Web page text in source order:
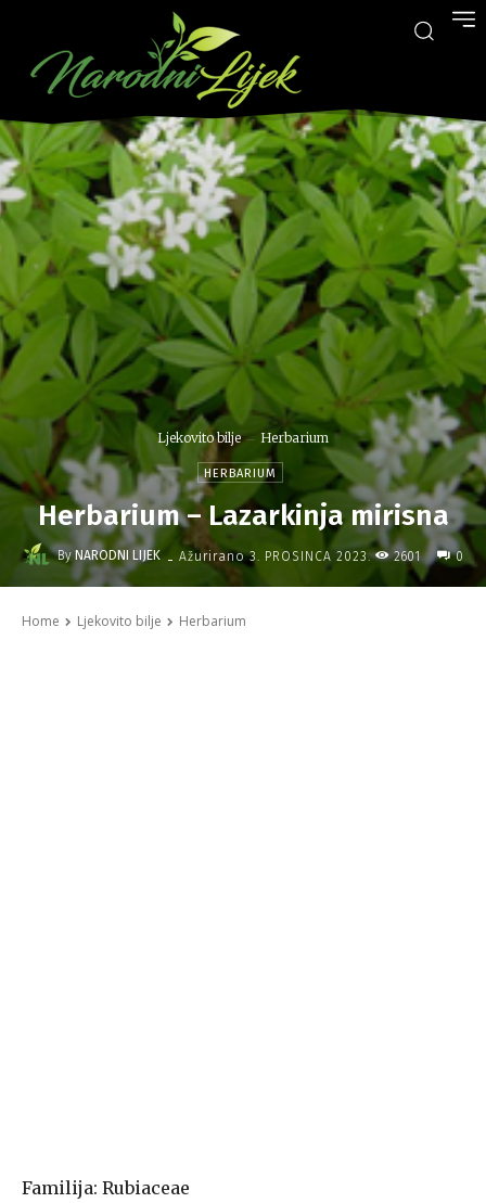
Ljekovito bilje Herbarium
HERBARIUM
Herbarium – Lazarkinja mirisna
By NARODNI LIJEK - Ažurirano 3. PROSINCA 2023. 2601 0
Home Ljekovito bilje Herbarium
Familija: Rubiaceae